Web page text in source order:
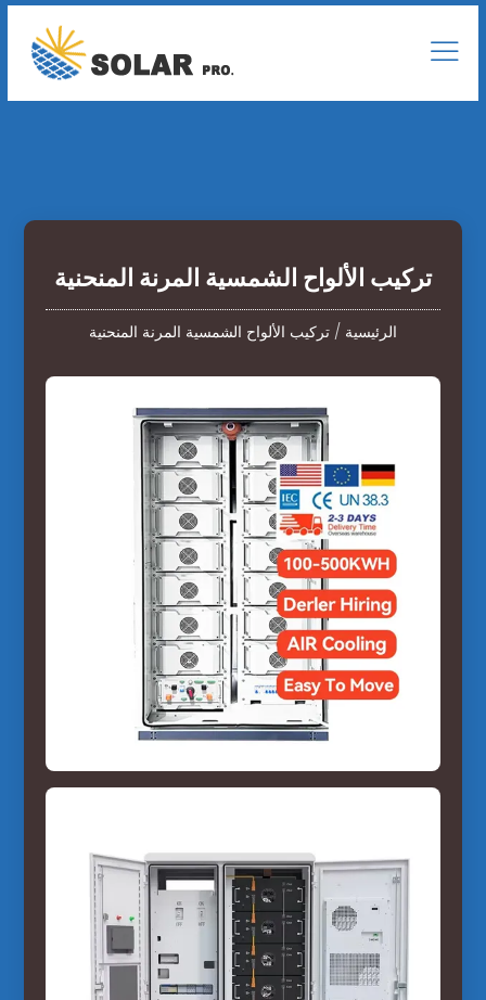
تركيب الألواح الشمسية المرنة المنحنية
الرئيسية /تركيب الألواح الشمسية المرنة المنحنية